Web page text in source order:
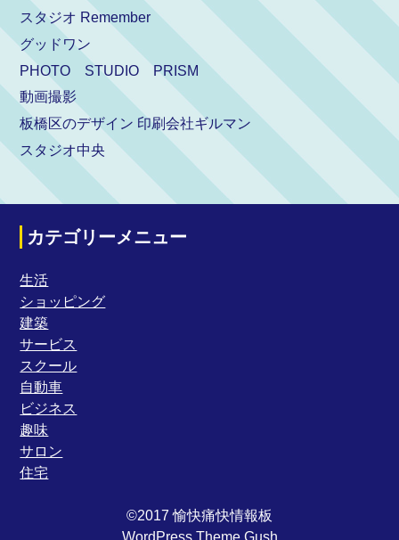
スタジオ Remember
グッドワン
PHOTO STUDIO PRISM
動画撮影
板橋区のデザイン 印刷会社ギルマン
スタジオ中央
カテゴリーメニュー
生活
ショッピング
建築
サービス
スクール
自動車
ビジネス
趣味
サロン
住宅
©2017 愉快痛快情報板
WordPress Theme Gush